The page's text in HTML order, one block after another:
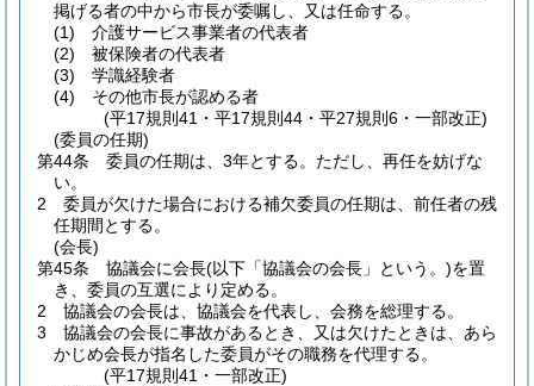
掲げる者の中から市長が委嘱し、又は任命する。
(1)
介護サービス事業者の代表者
(2)
被保険者の代表者
(3)
学識経験者
(4)
その他市長が認める者
(平17規則41・平17規則44・平27規則6・一部改正)
(委員の任期)
第44条
委員の任期は、3年とする。 ただし、再任を妨げな
い。
2
委員が欠けた場合における補欠委員の任期は、前任者の残
任期間とする。
(会長)
第45条
協議会に会長(以下「協議会の会長」という。)を置
き、委員の互選により定める。
2
協議会の会長は、協議会を代表し、会務を総理する。
3
協議会の会長に事故があるとき、又は欠けたときは、あら
かじめ会長が指名した委員がその職務を代理する。
(平17規則41・一部改正)